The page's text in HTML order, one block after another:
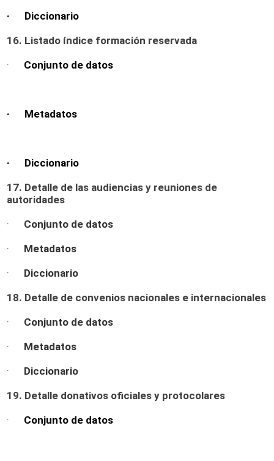
· Diccionario
16. Listado índice formación reservada
· Conjunto de datos
· Metadatos
· Diccionario
17. Detalle de las audiencias y reuniones de
autoridades
· Conjunto de datos
· Metadatos
· Diccionario
18. Detalle de convenios nacionales e internacionales
· Conjunto de datos
· Metadatos
· Diccionario
19. Detalle donativos oficiales y protocolares
· Conjunto de datos